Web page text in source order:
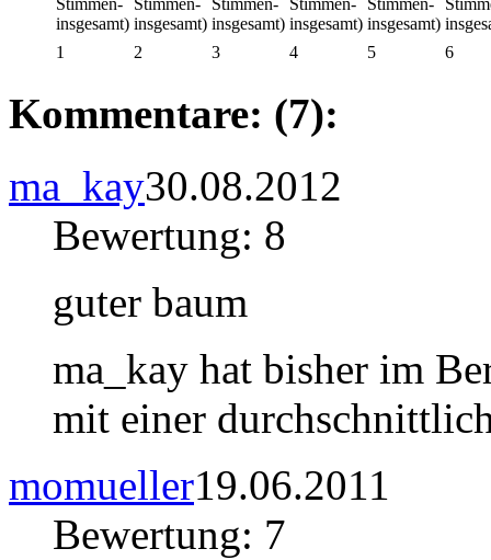
1 2 3 4 5 6
Kommentare: (7):
ma_kay30.08.2012
Bewertung: 8
guter baum
ma_kay hat bisher im
mit einer
momueller19.06.2011
Bewertung: 7